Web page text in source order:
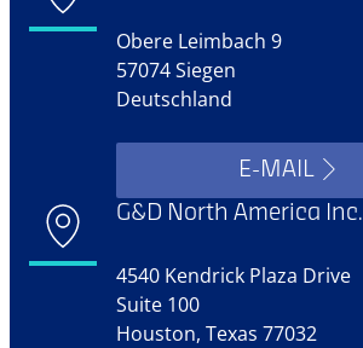
Obere Leimbach 9
57074 Siegen
Deutschland
E-MAIL
G&D North America Inc.
4540 Kendrick Plaza Drive
Suite 100
Houston, Texas 77032